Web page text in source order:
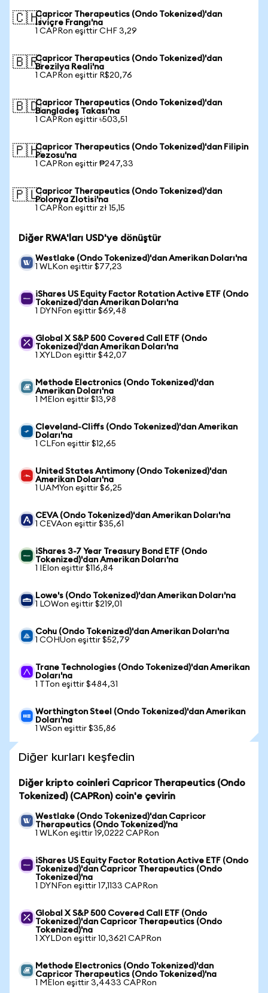
🇨🇭Capricor Therapeutics (Ondo Tokenized)'dan
İsviçre Frangı'na
1 CAPRon eşittir CHF 3,29
🇧🇷Capricor Therapeutics (Ondo Tokenized)'dan
Brezilya Reali'na
1 CAPRon eşittir R$20,76
🇧🇩Capricor Therapeutics (Ondo Tokenized)'dan
Bangladeş Takası'na
1 CAPRon eşittir ৳503,51
🇵🇭Capricor Therapeutics (Ondo Tokenized)'dan Filipin
Pezosu'na
1 CAPRon eşittir ₱247,33
🇵🇱Capricor Therapeutics (Ondo Tokenized)'dan
Polonya Zlotisi'na
1 CAPRon eşittir zł 15,15
Diğer RWA'ları USD'ye dönüştür
Westlake (Ondo Tokenized)'dan Amerikan Doları'na
1 WLKon eşittir $77,23
iShares US Equity Factor Rotation Active ETF (Ondo
Tokenized)'dan Amerikan Doları'na
1 DYNFon eşittir $69,48
Global X S&P 500 Covered Call ETF (Ondo
Tokenized)'dan Amerikan Doları'na
1 XYLDon eşittir $42,07
Methode Electronics (Ondo Tokenized)'dan
Amerikan Doları'na
1 MEIon eşittir $13,98
Cleveland-Cliffs (Ondo Tokenized)'dan Amerikan
Doları'na
1 CLFon eşittir $12,65
United States Antimony (Ondo Tokenized)'dan
Amerikan Doları'na
1 UAMYon eşittir $6,25
CEVA (Ondo Tokenized)'dan Amerikan Doları'na
1 CEVAon eşittir $35,61
iShares 3-7 Year Treasury Bond ETF (Ondo
Tokenized)'dan Amerikan Doları'na
1 IEIon eşittir $116,84
Lowe's (Ondo Tokenized)'dan Amerikan Doları'na
1 LOWon eşittir $219,01
Cohu (Ondo Tokenized)'dan Amerikan Doları'na
1 COHUon eşittir $52,79
Trane Technologies (Ondo Tokenized)'dan Amerikan
Doları'na
1 TTon eşittir $484,31
Worthington Steel (Ondo Tokenized)'dan Amerikan
Doları'na
1 WSon eşittir $35,86
Diğer kurları keşfedin
Diğer kripto coinleri Capricor Therapeutics (Ondo
Tokenized) (CAPRon) coin'e çevirin
Westlake (Ondo Tokenized)'dan Capricor
Therapeutics (Ondo Tokenized)'na
1 WLKon eşittir 19,0222 CAPRon
iShares US Equity Factor Rotation Active ETF (Ondo
Tokenized)'dan Capricor Therapeutics (Ondo
Tokenized)'na
1 DYNFon eşittir 17,1133 CAPRon
Global X S&P 500 Covered Call ETF (Ondo
Tokenized)'dan Capricor Therapeutics (Ondo
Tokenized)'na
1 XYLDon eşittir 10,3621 CAPRon
Methode Electronics (Ondo Tokenized)'dan
Capricor Therapeutics (Ondo Tokenized)'na
1 MEIon eşittir 3,4433 CAPRon